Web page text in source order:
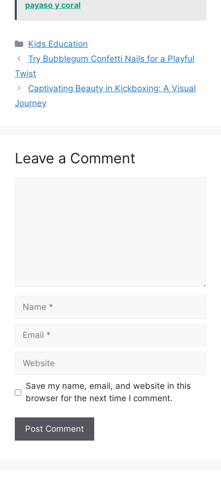
payaso y coral
Categories
Kids Education
Try Bubblegum Confetti Nails for a Playful
Twist
Captivating Beauty in Kickboxing: A Visual
Journey
Leave a Comment
Name
Email
Website
Save my name, email, and website in this
browser for the next time I comment.